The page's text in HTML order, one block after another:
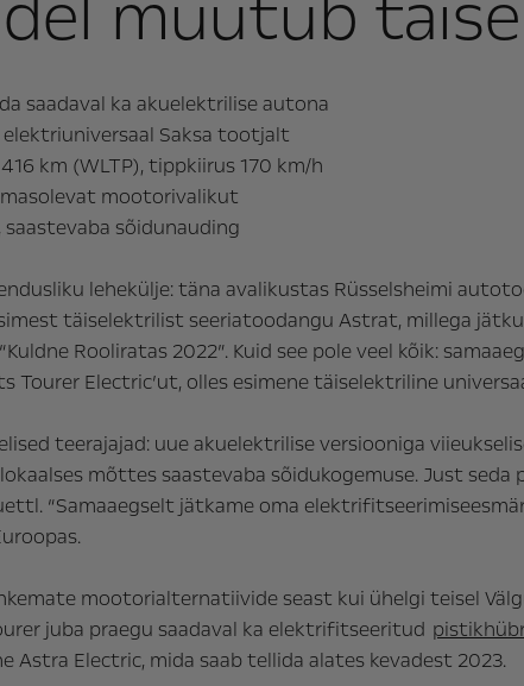
saadaval ka akuelektrilise autona
elektriuniversaal Saksa tootjalt
km (WLTP), tippkiirus 170 km/h
mootorivalikut
sõidunauding
lehekülje: täna avalikustas Rüsselsheimi
täiselektrilist seeriatoodangu Astrat, millega
Rooliratas 2022”. Kuid see pole veel kõik:
Tourer Electric’ut, olles esimene täiselektriline
teerajajad: uue akuelektrilise versiooniga
mõttes saastevaba sõidukogemuse. Just
“Samaaegselt jätkame oma
mootorialternatiivide seast kui ühelgi teisel
juba praegu saadaval ka elektrifitseeritud
Electric, mida saab tellida alates kevadest 2023.